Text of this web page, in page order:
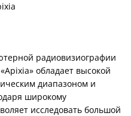
радиовизиографии
обладает высокой
диапазоном и
широкому
исследовать большой